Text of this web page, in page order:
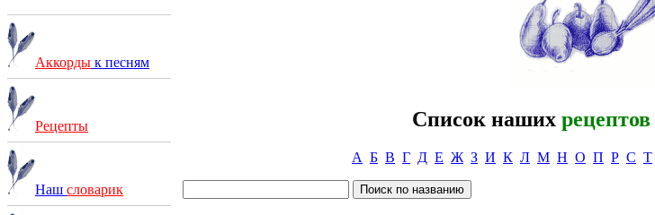
Аккорды к песням
Рецепты
Наш словарик
Список наших рецептов
А Б В Г Д Е Ж З И К Л М Н О П Р С Т